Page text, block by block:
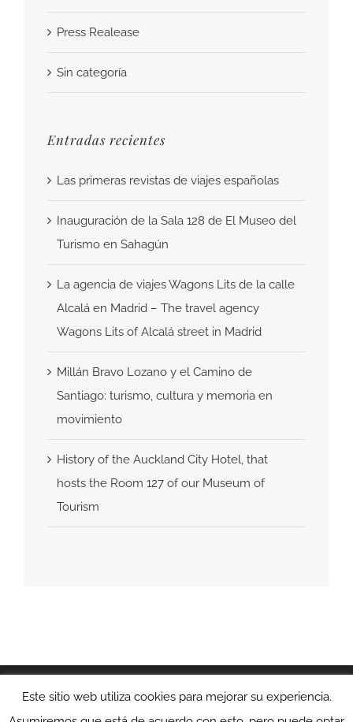
Press Realease
Sin categoría
Entradas recientes
Las primeras revistas de viajes españolas
Inauguración de la Sala 128 de El Museo del
Turismo en Sahagún
La agencia de viajes Wagons Lits de la calle
Alcalá en Madrid – The travel agency
Wagons Lits of Alcalá street in Madrid
Millán Bravo Lozano y el Camino de
Santiago: turismo, cultura y memoria en
movimiento
History of the Auckland City Hotel, that
hosts the Room 127 of our Museum of
Tourism
© Copyright 2018 - 2026 - Todos los derechos
Este sitio web utiliza cookies para mejorar su experiencia.